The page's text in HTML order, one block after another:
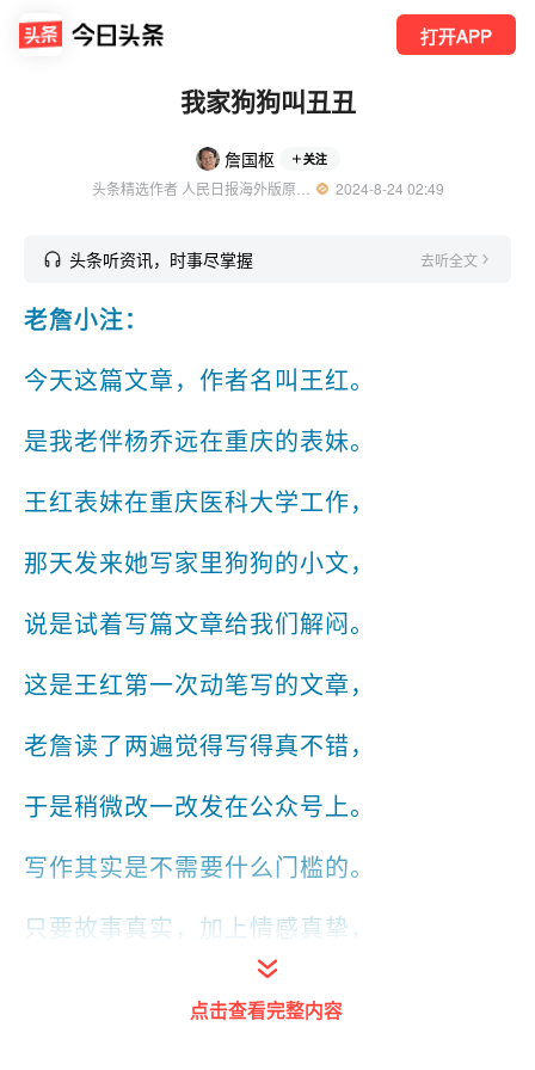
打开APP
我家狗狗叫丑丑
詹国枢 关注
头条精选作者 人民日报海外版原总编辑 资深媒体人
  2024-8-24 02:49
头条听资讯，时事尽掌握 去听全文
老詹小注：
今天这篇文章，作者名叫王红。
是我老伴杨乔远在重庆的表妹。
王红表妹在重庆医科大学工作，
那天发来她写家里狗狗的小文，
说是试着写篇文章给我们解闷。
这是王红第一次动笔写的文章，
老詹读了两遍觉得写得真不错，
于是稍微改一改发在公众号上。
写作其实是不需要什么门槛的。
只要故事真实，加上情感真挚，
点击查看完整内容